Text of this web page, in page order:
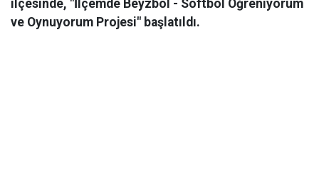
ilçesinde, "İlçemde Beyzbol - Softbol Öğreniyorum
ve Oynuyorum Projesi" başlatıldı.